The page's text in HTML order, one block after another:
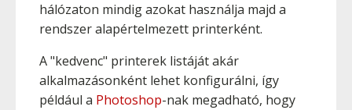
hálózaton mindig azokat használja majd a
rendszer alapértelmezett printerként.
A "kedvenc" printerek listáját akár
alkalmazásonként lehet konfigurálni, így
például a Photoshop-nak megadható, hogy